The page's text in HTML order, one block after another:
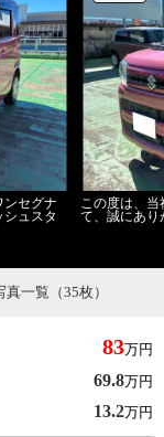
ンセグナ
ュスタ
この度は、
て、誠にあり
真一覧（35枚）
83万円
69.8万円
13.2万円